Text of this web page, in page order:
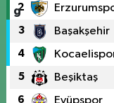
2
3 Başakşehir
4
5 Beşiktaş
6 Eyüpspor